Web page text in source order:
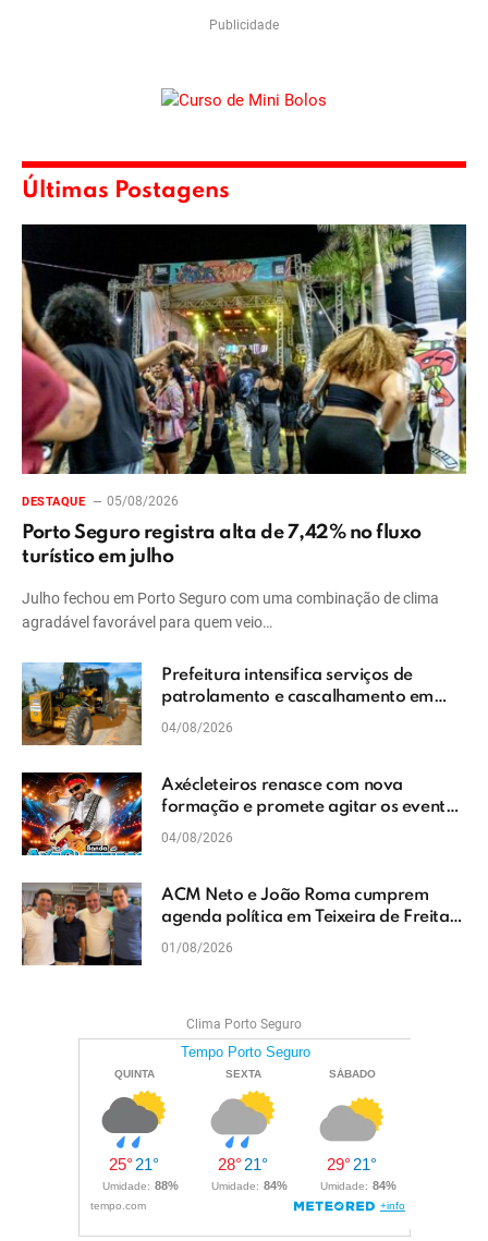
Publicidade
Últimas Postagens
DESTAQUE 05/08/2026
Porto Seguro registra alta de 7,42% no fluxo
turístico em julho
Julho fechou em Porto Seguro com uma combinação de clima
agradável favorável para quem veio…
Prefeitura intensifica serviços de
patrolamento e cascalhamento em
Vera Cruz
04/08/2026
Axécleteiros renasce com nova
formação e promete agitar os eventos
do Extremo Sul da Bahia
04/08/2026
ACM Neto e João Roma cumprem
agenda política em Teixeira de Freitas
e reforçam projeto para o Extremo Sul
01/08/2026
Clima Porto Seguro